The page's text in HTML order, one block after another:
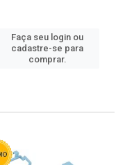
Faça seu login ou
cadastre-se para
comprar.